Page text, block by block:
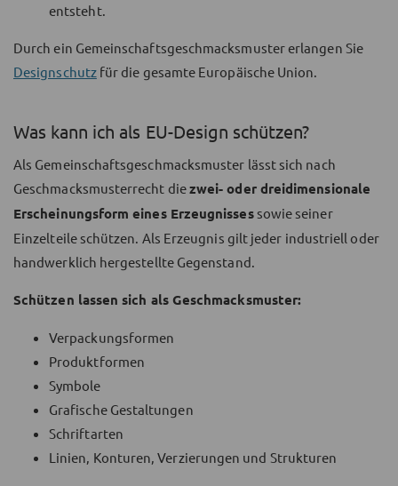
entsteht.
Durch ein Gemeinschaftsgeschmacksmuster erlangen Sie
Designschutzfür die gesamte Europäische Union.
Was kann ich als EU-Design schützen?
Als Gemeinschaftsgeschmacksmuster lässt sich nach
Geschmacksmusterrecht diezwei- oder dreidimensionale
Erscheinungsform eines Erzeugnissessowie seiner
Einzelteile schützen. Als Erzeugnis gilt jeder industriell oder
handwerklich hergestellte Gegenstand.
Schützen lassen sich als Geschmacksmuster:
Verpackungsformen
Produktformen
Symbole
Grafische Gestaltungen
Schriftarten
Linien, Konturen, Verzierungen und Strukturen